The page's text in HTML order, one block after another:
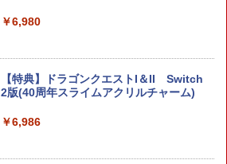
Nintendo Switch 2(日本語・国内専用)
ニンテンドープリペイド番号 9000円|オ
【純正品】ディスクドライブ(CFI-ZDD1
【純正品】DualSense ワイヤレスコン
【純正品】Xbox ワイヤレス コントロー
￥8,300
Xbox プリペイドカード 5,000円 デジタ
劇場版「鬼滅の刃」無限城編 第一章 猗
￥6,980
【特典】ドラゴンクエストI＆II Switch
2版(40周年スライムアクリルチャーム)
￥6,986